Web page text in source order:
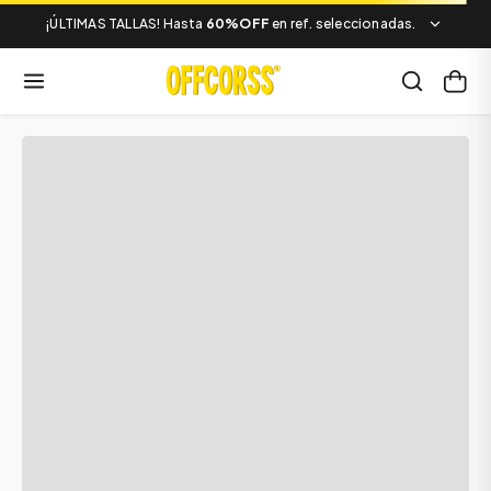
¡ÚLTIMAS TALLAS! Hasta 60%OFF en ref. seleccionadas.